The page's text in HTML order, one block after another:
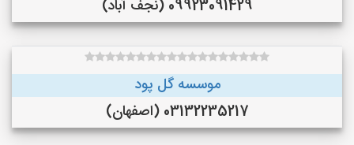
09923091429 (نجف‌ آباد)
موسسه گل پود
03132235217 (اصفهان)